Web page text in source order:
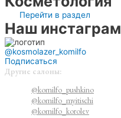
Перейти в раздел
Наш инстаграм
@kosmolazer_komilfo
Подписаться
Другие салоны:
@komilfo_pushkino
@komilfo_myitischi
@komilfo_korolev